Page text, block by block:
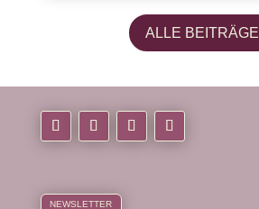
ALLE BEITRÄGE
NEWSLETTER